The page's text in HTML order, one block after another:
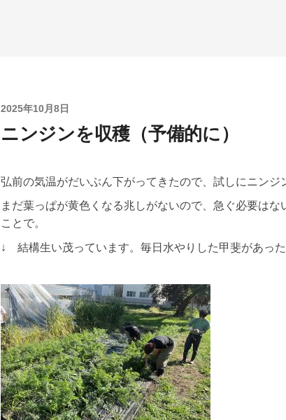
2025年10月8日
ニンジンを収穫（予備的に）
弘前の気温がだいぶん下がってきたので、試しにニンジ
まだ葉っぱが黄色くなる兆しがないので、急ぐ必要はな
ことで。
↓ 結構生い茂っています。毎日水やりした甲斐があった